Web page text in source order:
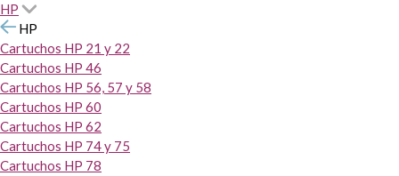
HP
HP
Cartuchos HP 21 y 22
Cartuchos HP 46
Cartuchos HP 56, 57 y 58
Cartuchos HP 60
Cartuchos HP 62
Cartuchos HP 74 y 75
Cartuchos HP 78